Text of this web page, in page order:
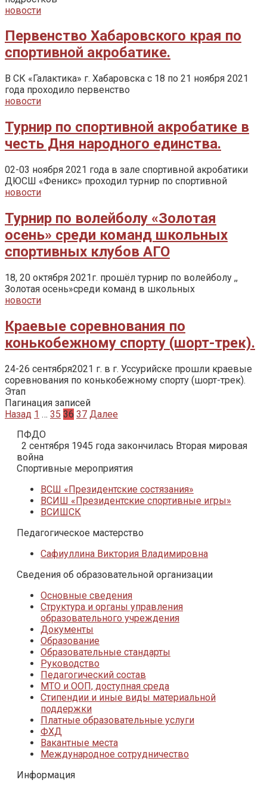
новости
Первенство Хабаровского края по
спортивной акробатике.
В СК «Галактика» г. Хабаровска с 18 по 21 ноября 2021
года проходило первенство
новости
Турнир по спортивной акробатике в
честь Дня народного единства.
02-03 ноября 2021 года в зале спортивной акробатики
ДЮСШ «Феникс» проходил турнир по спортивной
новости
Турнир по волейболу «Золотая
осень» среди команд школьных
спортивных клубов АГО
18, 20 октября 2021г. прошёл турнир по волейболу ,,
Золотая осень»среди команд в школьных
новости
Краевые соревнования по
конькобежному спорту (шорт-трек).
24-26 сентября2021 г. в г. Уссурийске прошли краевые
соревнования по конькобежному спорту (шорт-трек).
Этап
Пагинация записей
Назад 1 … 35 36 37 Далее
ПФДО
2 сентября 1945 года закончилась Вторая мировая
война
Спортивные мероприятия
ВСШ «Президентские состязания»
ВСИШ «Президентские спортивные игры»
ВСИШСК
Педагогическое мастерство
Сафиуллина Виктория Владимировна
Сведения об образовательной организации
Основные сведения
Структура и органы управления
образовательного учреждения
Документы
Образование
Образовательные стандарты
Руководство
Педагогический состав
МТО и ООП, доступная среда
Стипендии и иные виды материальной
поддержки
Платные образовательные услуги
ФХД
Вакантные места
Международное сотрудничество
Информация